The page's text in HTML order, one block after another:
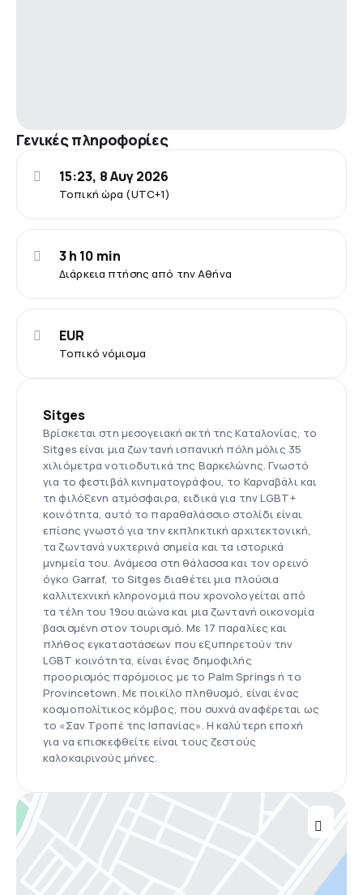
Γενικές πληροφορίες
Τοπική ώρα (UTC+1)
15:23, 8 Αυγ 2026
Διάρκεια πτήσης από την Αθήνα
3 h 10 min
Τοπικό νόμισμα
EUR
Sitges
Βρίσκεται στη μεσογειακή ακτή της Καταλονίας, το
Sitges είναι μια ζωντανή ισπανική πόλη μόλις 35
χιλιόμετρα νοτιοδυτικά της Βαρκελώνης. Γνωστό
για το φεστιβάλ κινηματογράφου, το Καρναβάλι και
τη φιλόξενη ατμόσφαιρα, ειδικά για την LGBT+
κοινότητα, αυτό το παραθαλάσσιο στολίδι είναι
επίσης γνωστό για την εκπληκτική αρχιτεκτονική,
τα ζωντανά νυχτερινά σημεία και τα ιστορικά
μνημεία του. Ανάμεσα στη θάλασσα και τον ορεινό
όγκο Garraf, το Sitges διαθέτει μια πλούσια
καλλιτεχνική κληρονομιά που χρονολογείται από
τα τέλη του 19ου αιώνα και μια ζωντανή οικονομία
βασισμένη στον τουρισμό. Με 17 παραλίες και
πλήθος εγκαταστάσεων που εξυπηρετούν την
LGBT κοινότητα, είναι ένας δημοφιλής
προορισμός παρόμοιος με το Palm Springs ή το
Provincetown. Με ποικίλο πληθυσμό, είναι ένας
κοσμοπολίτικος κόμβος, που συχνά αναφέρεται ως
το «Σαν Τροπέ της Ισπανίας». Η καλύτερη εποχή
για να επισκεφθείτε είναι τους ζεστούς
καλοκαιρινούς μήνες.